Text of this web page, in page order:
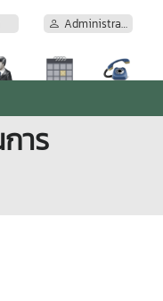
Administrator
าร